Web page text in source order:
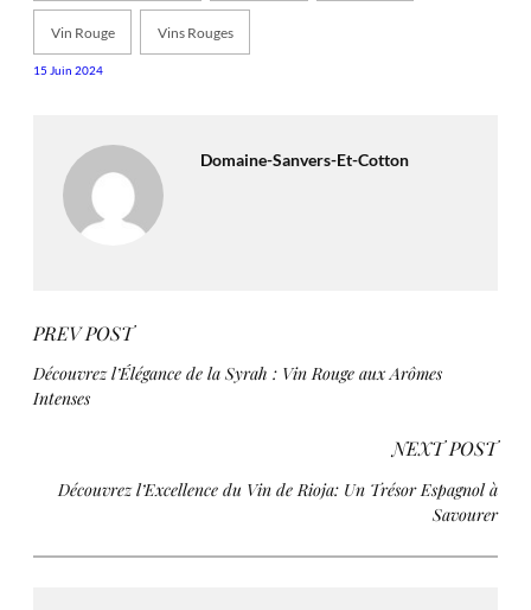
Vin Rouge Vins Rouges
15 Juin 2024
Domaine-Sanvers-Et-Cotton
PREV POST
Découvrez l’Élégance de la Syrah : Vin Rouge aux Arômes
Intenses
NEXT POST
Découvrez l’Excellence du Vin de Rioja: Un Trésor Espagnol à
Savourer